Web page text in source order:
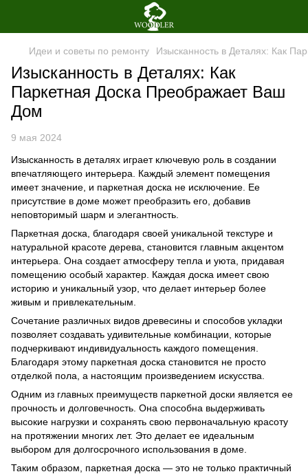
Идеи и советы по ремонту Изысканность в Деталях: Как
Изысканность в Деталях: Как
Паркетная Доска Преображает Ваш
Дом
9 мая 2024
Изысканность в деталях играет ключевую роль в создании
впечатляющего интерьера. Каждый элемент помещения
имеет значение, и паркетная доска не исключение. Ее
присутствие в доме может преобразить его, добавив
неповторимый шарм и элегантность.
Паркетная доска, благодаря своей уникальной текстуре и
натуральной красоте дерева, становится главным акцентом
интерьера. Она создает атмосферу тепла и уюта, придавая
помещению особый характер. Каждая доска имеет свою
историю и уникальный узор, что делает интерьер более
живым и привлекательным.
Сочетание различных видов древесины и способов укладки
позволяет создавать удивительные комбинации, которые
подчеркивают индивидуальность каждого помещения.
Благодаря этому паркетная доска становится не просто
отделкой пола, а настоящим произведением искусства.
Одним из главных преимуществ паркетной доски является ее
прочность и долговечность. Она способна выдерживать
высокие нагрузки и сохранять свою первоначальную красоту
на протяжении многих лет. Это делает ее идеальным
выбором для долгосрочного использования в доме.
Таким образом, паркетная доска — это не только практичный